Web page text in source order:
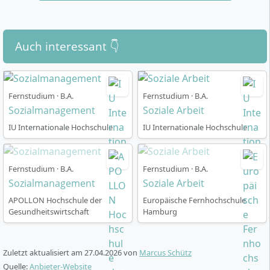
Selbststudium stattfindet und kontinuierliches
Offenheit für interdisziplinäre Zusammenhänge
unterstützen deinen Studienerfolg.
Megatrends, Personal- und
Organisationsentwicklung oder Public
Mit diesem modular aufgebauten Studiengang
entwickelst du einen
multiperspektivischen Blick auf
gesellschaftliche Phänomeneund bist in der Lage,
interdisziplinär zu arbeiten
und innovative
Lösungsansätze zu entwickeln.
Wie ist der Studienablauf im Fernstudium
der Euro-FH organisiert?
Auch interessant 👇
Fernstudium · B.A.
Sozialmanagement
IU Internationale Hochschule
Fernstudium · B.A.
Soziale Arbeit
IU Internationale Hochschule
Fernstudium · B.A.
Sozialmanagement
APOLLON Hochschule der
Gesundheitswirtschaft
Fernstudium · B.A.
Soziale Arbeit
Europäische Fernhochschule
Hamburg
Zuletzt aktualisiert am 27.04.2026von Marcus Schütz
Quelle:Anbieter-Website